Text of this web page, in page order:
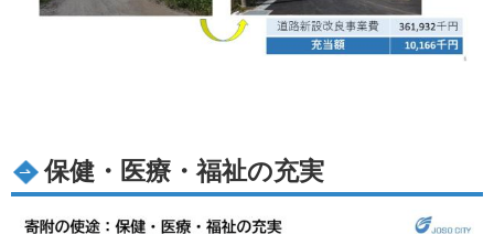
保健・医療・福祉の充実